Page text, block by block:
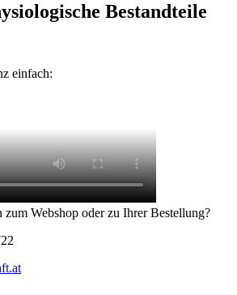
Bestandteile
einfach:
zum Webshop oder zu Ihrer Bestellung?